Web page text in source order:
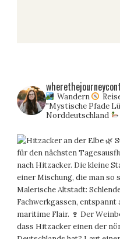
Wandern
"Mystische Pfade
Norddeutschland